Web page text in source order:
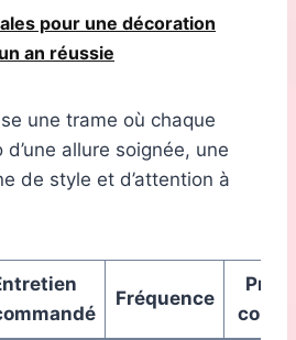
pour une décoration
an réussie
une trame où chaque
d’une allure soignée, une
de style et d’attention à
Fréquence